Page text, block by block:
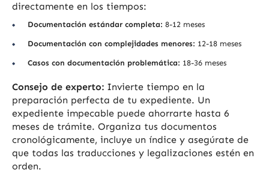
directamente en los tiempos:
Documentación estándar completa: 8-12 meses
Documentación con complejidades menores: 12-18 meses
Casos con documentación problemática: 18-36 meses
Consejo de experto: Invierte tiempo en la
preparación perfecta de tu expediente. Un
expediente impecable puede ahorrarte hasta 6
meses de trámite. Organiza tus documentos
cronológicamente, incluye un índice y asegúrate de
que todas las traducciones y legalizaciones estén en
orden.